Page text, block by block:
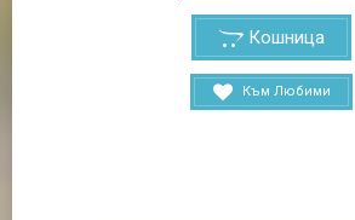
Кошница
Към Любими